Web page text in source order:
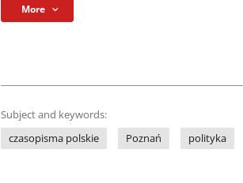
More
Subject and keywords:
czasopisma polskie
Poznań polityka